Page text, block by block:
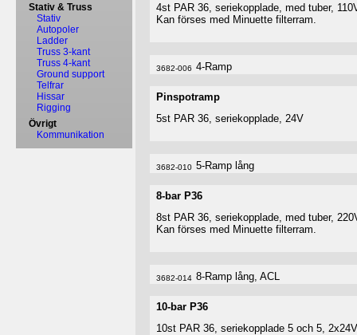
Stativ & Truss
Stativ
Autopoler
Ladder
Truss 3-kant
Truss 4-kant
Ground support
Telfrar
Hissar
Rigging
Övrigt
Kommunikation
4st PAR 36, seriekopplade, med tuber,
Kan förses med Minuette filterram.
3682-006 4-Ramp
Pinspotramp
5st PAR 36, seriekopplade, 24V
3682-010 5-Ramp lång
8-bar P36
8st PAR 36, seriekopplade, med tuber,
Kan förses med Minuette filterram.
3682-014 8-Ramp lång, ACL
10-bar P36
10st PAR 36, seriekopplade 5 och 5, 2x24V